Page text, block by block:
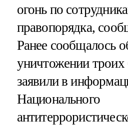
огонь по
правопорядка,
Ранее сообщалось
уничтожении
заявили в
Национального